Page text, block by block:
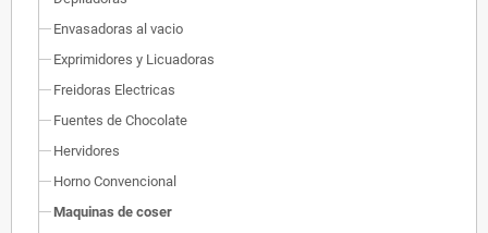
Envasadoras al vacio
Exprimidores y Licuadoras
Freidoras Electricas
Fuentes de Chocolate
Hervidores
Horno Convencional
Maquinas de coser